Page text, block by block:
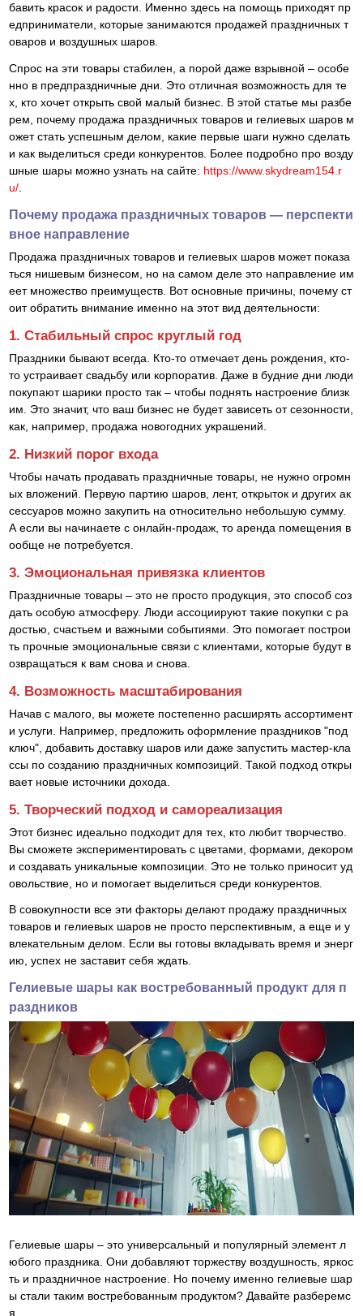
бавить красок и радости. Именно здесь на помощь приходят пр
едприниматели, которые занимаются продажей праздничных т
оваров и воздушных шаров.
Спрос на эти товары стабилен, а порой даже взрывной – особе
нно в предпраздничные дни. Это отличная возможность для те
х, кто хочет открыть свой малый бизнес. В этой статье мы разбе
рем, почему продажа праздничных товаров и гелиевых шаров м
ожет стать успешным делом, какие первые шаги нужно сделать
и как выделиться среди конкурентов. Более подробно про возду
шные шары можно узнать на сайте: https://www.skydream154.r
u/
Почему продажа праздничных товаров — перспекти
вное направление
Продажа праздничных товаров и гелиевых шаров может показа
ться нишевым бизнесом, но на самом деле это направление им
еет множество преимуществ. Вот основные причины, почему ст
оит обратить внимание именно на этот вид деятельности:
1. Стабильный спрос круглый год
Праздники бывают всегда. Кто-то отмечает день рождения, кто-
то устраивает свадьбу или корпоратив. Даже в будние дни люди
покупают шарики просто так – чтобы поднять настроение близк
им. Это значит, что ваш бизнес не будет зависеть от сезонности,
как, например, продажа новогодних украшений.
2. Низкий порог входа
Чтобы начать продавать праздничные товары, не нужно огромн
ых вложений. Первую партию шаров, лент, открыток и других ак
сессуаров можно закупить на относительно небольшую сумму.
А если вы начинаете с онлайн-продаж, то аренда помещения в
ообще не потребуется.
3. Эмоциональная привязка клиентов
Праздничные товары – это не просто продукция, это способ соз
дать особую атмосферу. Люди ассоциируют такие покупки с ра
достью, счастьем и важными событиями. Это помогает построи
ть прочные эмоциональные связи с клиентами, которые будут в
озвращаться к вам снова и снова.
4. Возможность масштабирования
Начав с малого, вы можете постепенно расширять ассортимент
и услуги. Например, предложить оформление праздников "под
ключ", добавить доставку шаров или даже запустить мастер-кла
ссы по созданию праздничных композиций. Такой подход откры
вает новые источники дохода.
5. Творческий подход и самореализация
Этот бизнес идеально подходит для тех, кто любит творчество.
Вы сможете экспериментировать с цветами, формами, декором
и создавать уникальные композиции. Это не только приносит уд
овольствие, но и помогает выделиться среди конкурентов.
В совокупности все эти факторы делают продажу праздничных
товаров и гелиевых шаров не просто перспективным, а еще и у
влекательным делом. Если вы готовы вкладывать время и энерг
ию, успех не заставит себя ждать.
Гелиевые шары как востребованный продукт для п
раздников
Гелиевые шары – это универсальный и популярный элемент л
юбого праздника. Они добавляют торжеству воздушность, яркос
ть и праздничное настроение. Но почему именно гелиевые шар
ы стали таким востребованным продуктом? Давайте разберемс
я.